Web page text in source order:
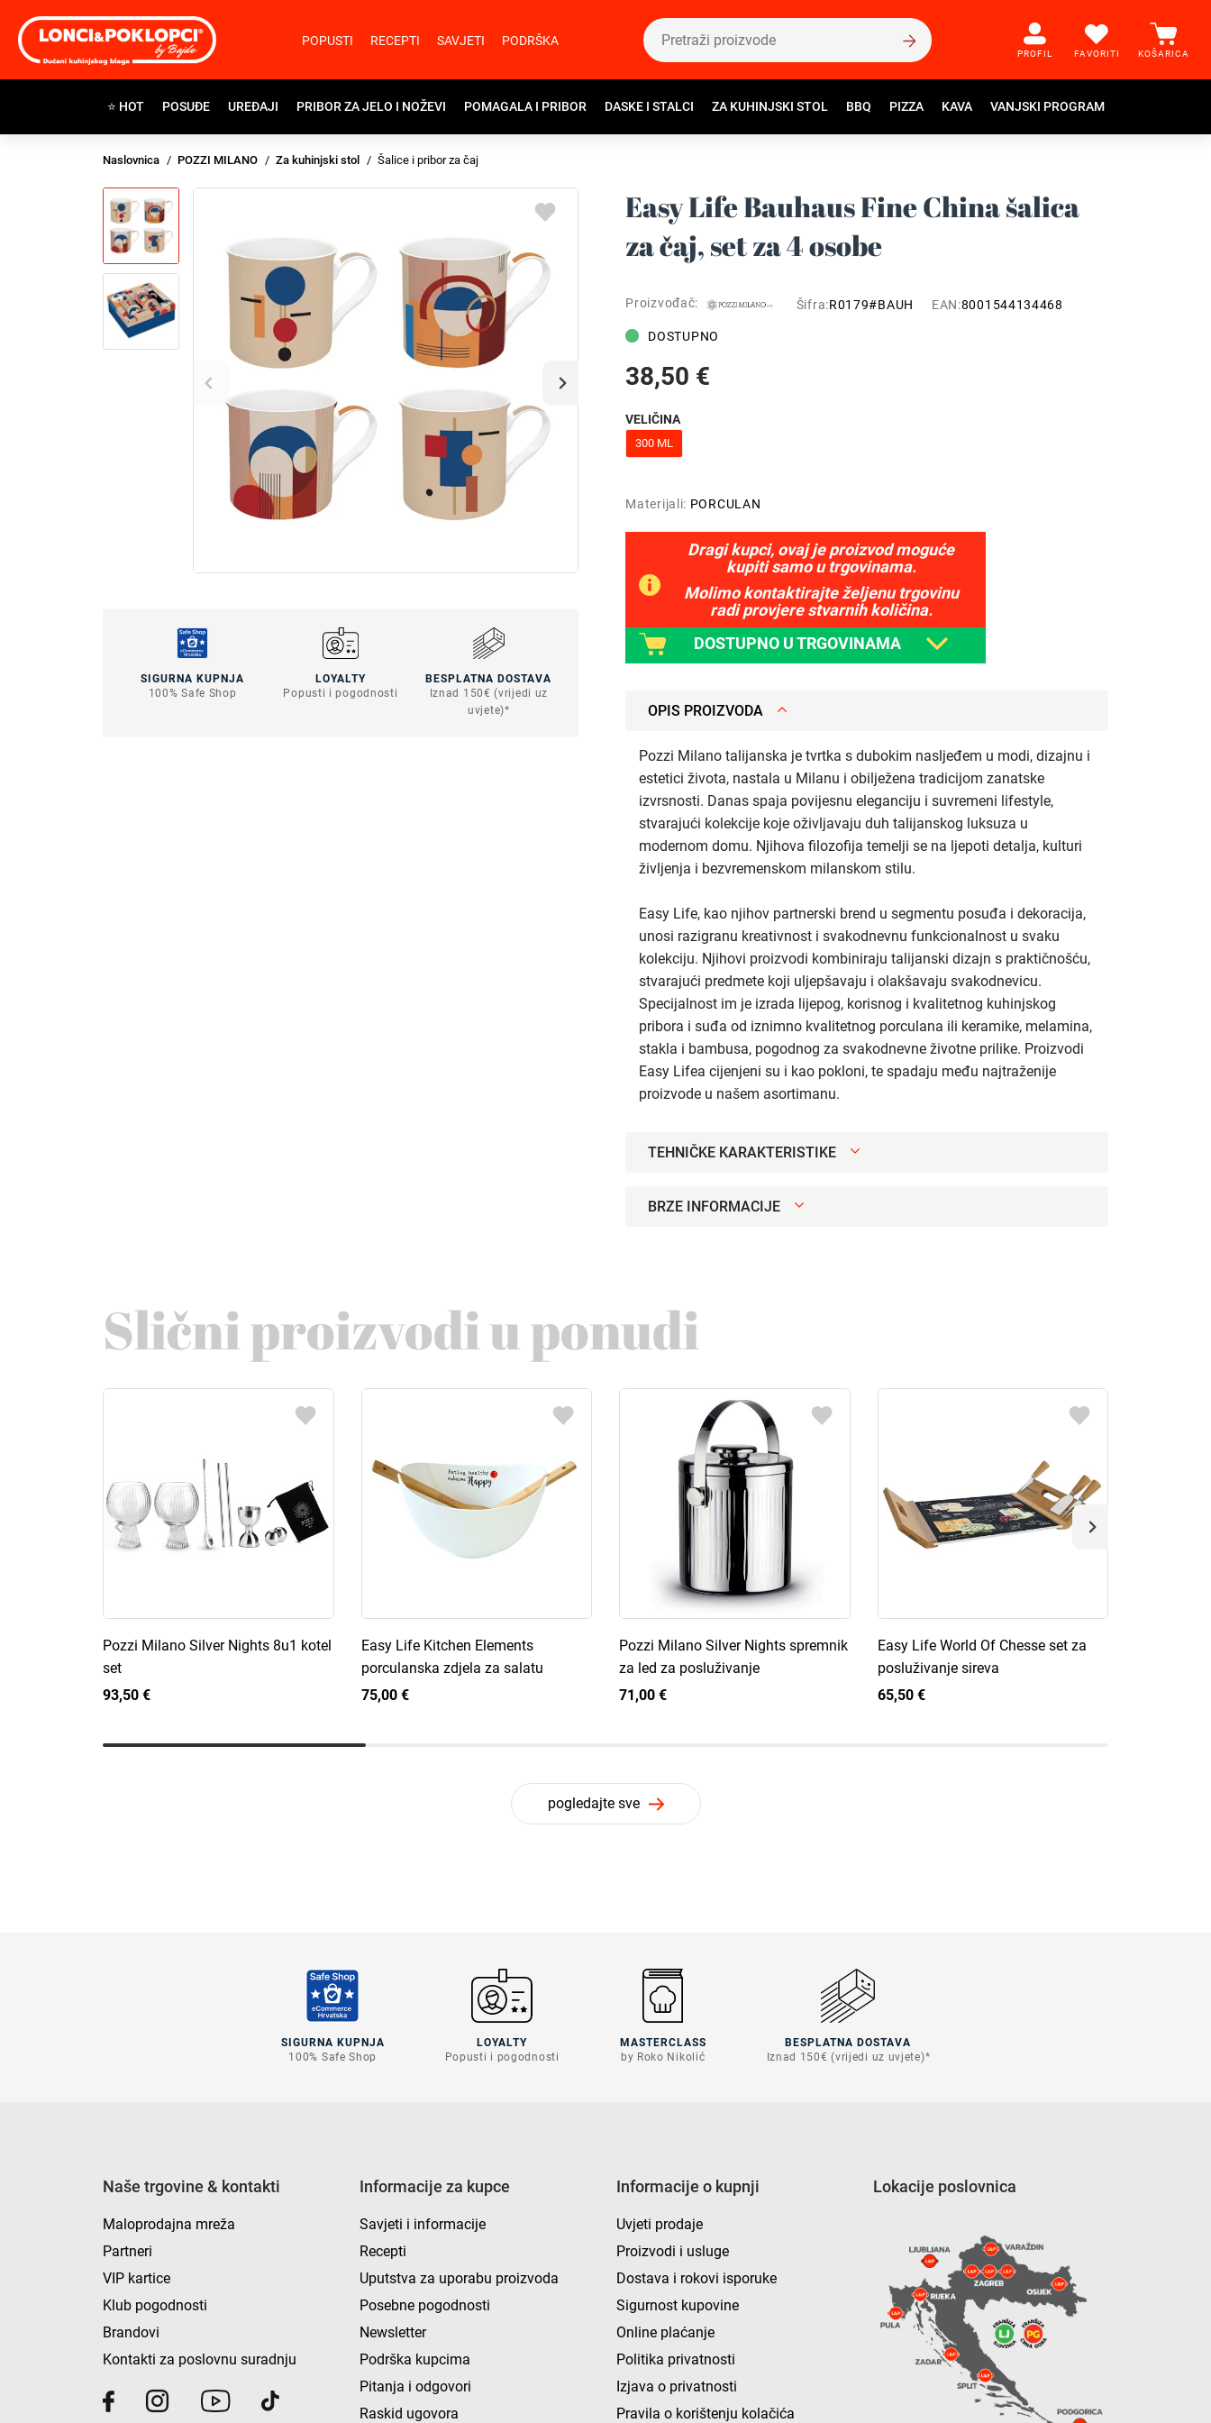
POPUSTI RECEPTI SAVJETI PODRŠKA
PROFIL FAVORITI KOŠARICA
⭐ HOT POSUĐE UREĐAJI PRIBOR ZA JELO I NOŽEVI POMAGALA I PRIBOR DASKE I STALCI ZA KUHINJSKI STOL BBQ PIZZA KAVA VANJSKI PROGRAM
Naslovnica POZZI MILANO Za kuhinjski stol Šalice i pribor za čaj
SIGURNA KUPNJA
100% Safe Shop
LOYALTY
Popusti i pogodnosti
BESPLATNA DOSTAVA
Iznad 150€ (vrijedi uz
uvjete)*
Easy Life Bauhaus Fine China šalica
za čaj, set za 4 osobe
Proizvođač: Šifra:R0179#BAUH EAN:8001544134468
DOSTUPNO
38,50 €
VELIČINA
300 ML
Materijali: PORCULAN
Dragi kupci, ovaj je proizvod moguće
kupiti samo u trgovinama.
Molimo kontaktirajte željenu trgovinu
radi provjere stvarnih količina.
DOSTUPNO U TRGOVINAMA
OPIS PROIZVODA
Pozzi Milano talijanska je tvrtka s dubokim nasljeđem u modi, dizajnu i
estetici života, nastala u Milanu i obilježena tradicijom zanatske
izvrsnosti. Danas spaja povijesnu eleganciju i suvremeni lifestyle,
stvarajući kolekcije koje oživljavaju duh talijanskog luksuza u
modernom domu. Njihova filozofija temelji se na ljepoti detalja, kulturi
življenja i bezvremenskom milanskom stilu.
Easy Life, kao njihov partnerski brend u segmentu posuđa i dekoracija,
unosi razigranu kreativnost i svakodnevnu funkcionalnost u svaku
kolekciju. Njihovi proizvodi kombiniraju talijanski dizajn s praktičnošću,
stvarajući predmete koji uljepšavaju i olakšavaju svakodnevicu.
Specijalnost im je izrada lijepog, korisnog i kvalitetnog kuhinjskog
pribora i suđa od iznimno kvalitetnog porculana ili keramike, melamina,
stakla i bambusa, pogodnog za svakodnevne životne prilike. Proizvodi
Easy Lifea cijenjeni su i kao pokloni, te spadaju među najtraženije
proizvode u našem asortimanu.
TEHNIČKE KARAKTERISTIKE
BRZE INFORMACIJE
Slični proizvodi u ponudi
Pozzi Milano Silver Nights 8u1 kotel
set
93,50 €
Easy Life Kitchen Elements
porculanska zdjela za salatu
75,00 €
Pozzi Milano Silver Nights spremnik
za led za posluživanje
71,00 €
Easy Life World Of Chesse set za
posluživanje sireva
65,50 €
pogledajte sve
SIGURNA KUPNJA
100% Safe Shop
LOYALTY
Popusti i pogodnosti
MASTERCLASS
by Roko Nikolić
BESPLATNA DOSTAVA
Iznad 150€ (vrijedi uz uvjete)*
Naše trgovine & kontakti
Maloprodajna mreža
Partneri
VIP kartice
Klub pogodnosti
Brandovi
Kontakti za poslovnu suradnju
Informacije za kupce
Savjeti i informacije
Recepti
Uputstva za uporabu proizvoda
Posebne pogodnosti
Newsletter
Podrška kupcima
Pitanja i odgovori
Raskid ugovora
Informacije o kupnji
Uvjeti prodaje
Proizvodi i usluge
Dostava i rokovi isporuke
Sigurnost kupovine
Online plaćanje
Politika privatnosti
Izjava o privatnosti
Pravila o korištenju kolačića
Lokacije poslovnica